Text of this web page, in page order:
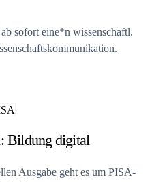
sofort eine*n wissenschaftl.
Bildung digital
Ausgabe geht es um PISA-